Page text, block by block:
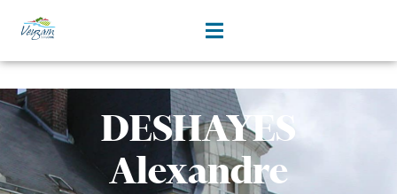
principal
DESHAYES
Alexandre